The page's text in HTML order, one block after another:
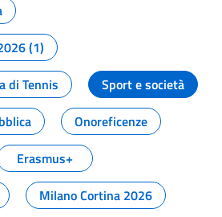
(1)
di Tennis
Sport e società
Onoreficenze
Erasmus+
Milano Cortina 2026